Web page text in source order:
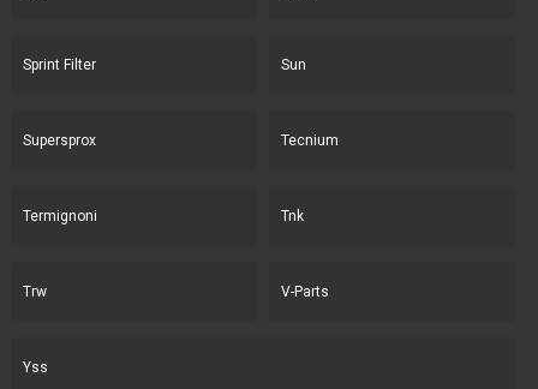
Sprint Filter Sun
Supersprox Tecnium
Termignoni Tnk
Trw V-Parts
Yss